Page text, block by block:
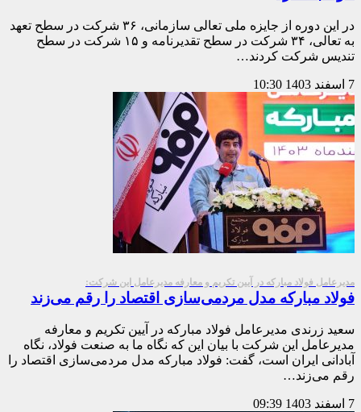
در این دوره از جایزه ملی تعالی سازمانی، ۳۶ شرکت در سطح تعهد
به تعالی، ۳۴ شرکت در سطح تقدیرنامه و ۱۵ شرکت در سطح
تندیس شرکت کردند…
7 اسفند 1403 10:30
مدیرعامل فولاد مبارکه در آیین تکریم و معارفه مدیرعامل این شرکت:
فولاد مباركه مدل مردمی‌سازی اقتصاد را رقم می‌زند
سعید زرندی مدیرعامل فولاد مبارکه در آیین تکریم و معارفه
مدیرعامل این شرکت با بیان این که نگاه ما به صنعت فولاد، نگاه
آبادانی ایران است، گفت: فولاد مبارکه مدل مردمی‌سازی اقتصاد را
رقم می‌زند…
7 اسفند 1403 09:39